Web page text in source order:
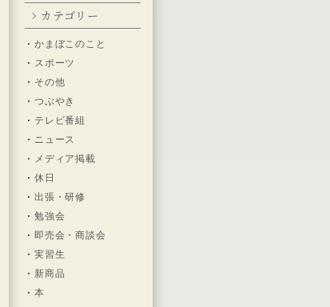
カテゴリー
かまぼこのこと
スポーツ
その他
つぶやき
テレビ番組
ニュース
メディア掲載
休日
出張・研修
勉強会
即売会・商談会
実習生
新商品
本